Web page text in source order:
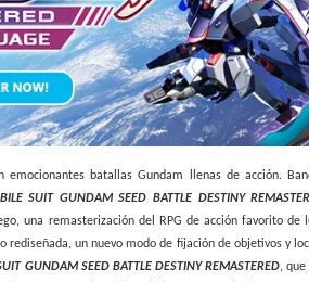
batallas Gundam llenas de acción.
SUIT GUNDAM SEED BATTLE DESTINY
una remasterización del RPG de acción favorito de
rediseñada, un nuevo modo de fijación de objetivos y
GUNDAM SEED BATTLE DESTINY REMASTERED,